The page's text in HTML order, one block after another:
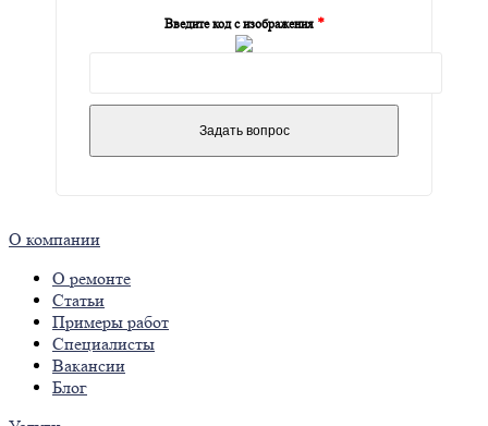
Введите код с изображения *
О компании
О ремонте
Статьи
Примеры работ
Специалисты
Вакансии
Блог